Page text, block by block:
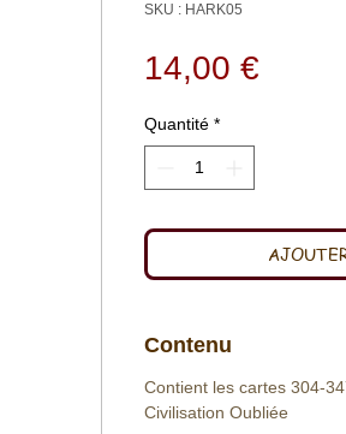
SKU : HARK05
14,00 €
Quantité *
Contenu
Contient les cartes 304-
Civilisation Oubliée